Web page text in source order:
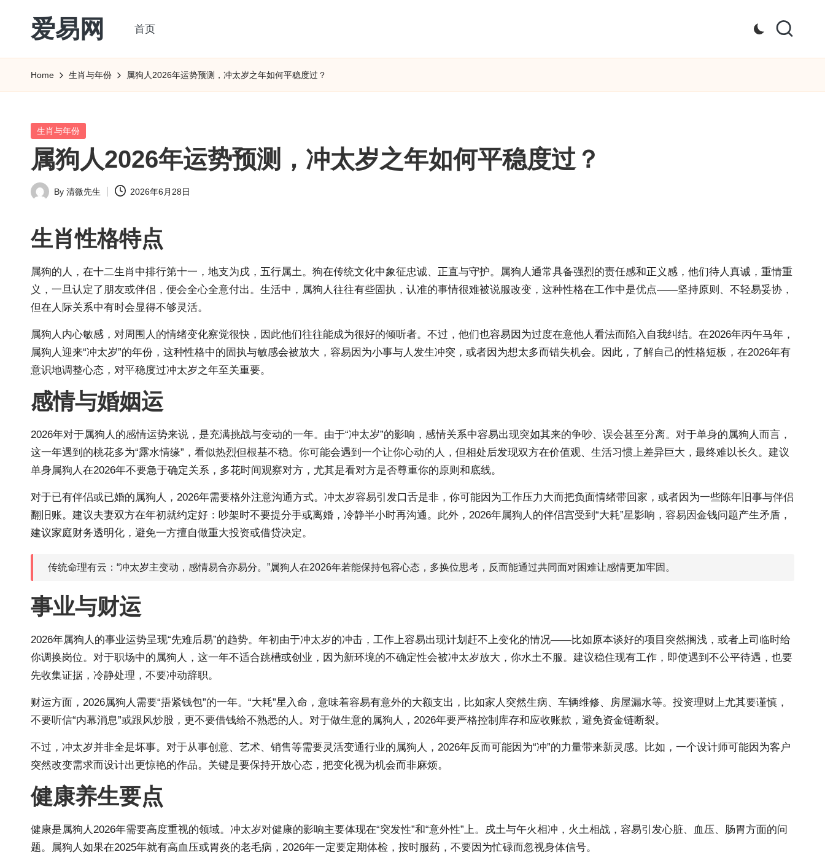
爱易网
历
阳
转
农
历
历
询
_2ebc.com
首页
Home 生肖与年份 属狗人2026年运势预测，冲太岁之年如何平稳度过？
Posted
生肖与年份
属狗人2026年运势预测，冲太岁之年如何平稳度过？
Posted
By 清微先生 2026年6月28日
生肖性格特点
属狗的人，在十二生肖中排行第十一，地支为戌，五行属土。狗在传统文化中象征忠诚、正直与守护。属狗人通常具备强烈的责任感和正义感，他们待人真诚，重情重
义，一旦认定了朋友或伴侣，便会全心全意付出。生活中，属狗人往往有些固执，认准的事情很难被说服改变，这种性格在工作中是优点——坚持原则、不轻易妥协，
但在人际关系中有时会显得不够灵活。
属狗人内心敏感，对周围人的情绪变化察觉很快，因此他们往往能成为很好的倾听者。不过，他们也容易因为过度在意他人看法而陷入自我纠结。在2026年丙午马年，
属狗人迎来“冲太岁”的年份，这种性格中的固执与敏感会被放大，容易因为小事与人发生冲突，或者因为想太多而错失机会。因此，了解自己的性格短板，在2026年有
意识地调整心态，对平稳度过冲太岁之年至关重要。
感情与婚姻运
2026年对于属狗人的感情运势来说，是充满挑战与变动的一年。由于“冲太岁”的影响，感情关系中容易出现突如其来的争吵、误会甚至分离。对于单身的属狗人而言，
这一年遇到的桃花多为“露水情缘”，看似热烈但根基不稳。你可能会遇到一个让你心动的人，但相处后发现双方在价值观、生活习惯上差异巨大，最终难以长久。建议
单身属狗人在2026年不要急于确定关系，多花时间观察对方，尤其是看对方是否尊重你的原则和底线。
对于已有伴侣或已婚的属狗人，2026年需要格外注意沟通方式。冲太岁容易引发口舌是非，你可能因为工作压力大而把负面情绪带回家，或者因为一些陈年旧事与伴侣
翻旧账。建议夫妻双方在年初就约定好：吵架时不要提分手或离婚，冷静半小时再沟通。此外， 2026年属狗人的伴侣宫受到“大耗”星影响，容易因金钱问题产生矛盾，
建议家庭财务透明化，避免一方擅自做重大投资或借贷决定。
传统命理有云：“冲太岁主变动，感情易合亦易分。”属狗人在2026年若能保持包容心态，多换位思考，反而能通过共同面对困难让感情更加牢固。
事业与财运
2026年属狗人的事业运势呈现“先难后易”的趋势。年初由于冲太岁的冲击，工作上容易出现计划赶不上变化的情况——比如原本谈好的项目突然搁浅，或者上司临时给
你调换岗位。对于职场中的属狗人，这一年不适合跳槽或创业，因为新环境的不确定性会被冲太岁放大，你水土不服。建议稳住现有工作，即使遇到不公平待遇，也要
先收集证据，冷静处理，不要冲动辞职。
财运方面，2026属狗人需要“捂紧钱包”的一年。“大耗”星入命，意味着容易有意外的大额支出，比如家人突然生病、车辆维修、房屋漏水等。投资理财上尤其要谨慎，
不要听信“内幕消息”或跟风炒股，更不要借钱给不熟悉的人。对于做生意的属狗人，2026年要严格控制库存和应收账款，避免资金链断裂。
不过，冲太岁并非全是坏事。对于从事创意、艺术、销售等需要灵活变通行业的属狗人，2026年反而可能因为“冲”的力量带来新灵感。比如，一个设计师可能因为客户
突然改变需求而设计出更惊艳的作品。关键是要保持开放心态，把变化视为机会而非麻烦。
健康养生要点
健康是属狗 人2026年需要高度重视的领域。冲太岁对健康的影响主要体现在“突发性”和“意外性”上。戌土与午火相冲，火土相战，容易引发心脏、血压、肠胃方面的问
题。属狗人如果在2025年就有高血压或胃炎的老毛病，2026年一定要定期体检，按时服药，不要因为忙碌而忽视身体信号。